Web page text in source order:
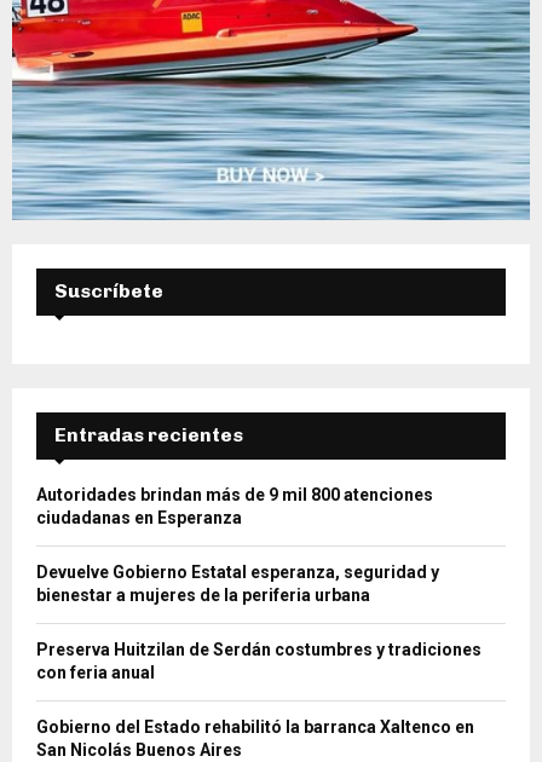
Suscríbete
Entradas recientes
Autoridades brindan más de 9 mil 800 atenciones
ciudadanas en Esperanza
Devuelve Gobierno Estatal esperanza, seguridad y
bienestar a mujeres de la periferia urbana
Preserva Huitzilan de Serdán costumbres y tradiciones
con feria anual
Gobierno del Estado rehabilitó la barranca Xaltenco en
San Nicolás Buenos Aires